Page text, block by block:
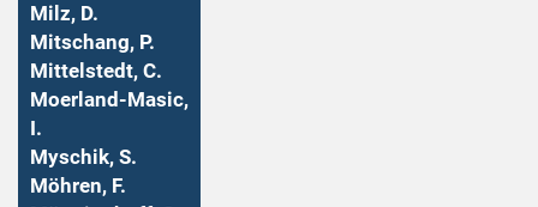
Milz, D.
Mitschang, P.
Mittelstedt, C.
Moerland-Masic,
I.
Myschik, S.
Möhren, F.